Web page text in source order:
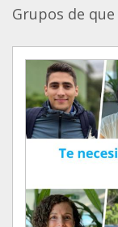
Grupos de